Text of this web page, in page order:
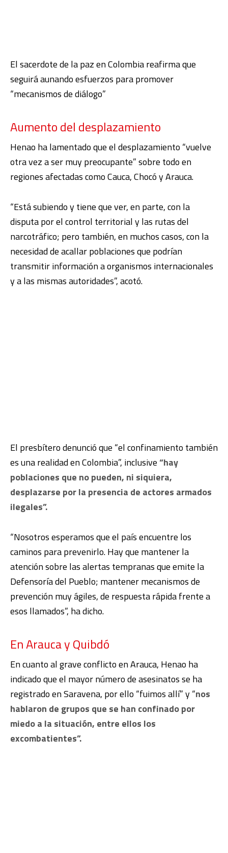
El sacerdote de la paz en Colombia reafirma que
seguirá aunando esfuerzos para promover
“mecanismos de diálogo”
Aumento del desplazamiento
Henao ha lamentado que el desplazamiento “vuelve
otra vez a ser muy preocupante” sobre todo en
regiones afectadas como Cauca, Chocó y Arauca.
“Está subiendo y tiene que ver, en parte, con la
disputa por el control territorial y las rutas del
narcotráfico; pero también, en muchos casos, con la
necesidad de acallar poblaciones que podrían
transmitir información a organismos internacionales
y a las mismas autoridades”, acotó.
El presbítero denunció que “el confinamiento también
es una realidad en Colombia”, inclusive“hay
poblaciones que no pueden, ni siquiera,
desplazarse por la presencia de actores armados
ilegales”.
“Nosotros esperamos que el país encuentre los
caminos para prevenirlo. Hay que mantener la
atención sobre las alertas tempranas que emite la
Defensoría del Pueblo; mantener mecanismos de
prevención muy ágiles, de respuesta rápida frente a
esos llamados”, ha dicho.
En Arauca y Quibdó
En cuanto al grave conflicto en Arauca, Henao ha
indicado que el mayor número de asesinatos se ha
registrado en Saravena, por ello “fuimos allí” y “nos
hablaron de grupos que se han confinado por
miedo a la situación, entre ellos los
excombatientes”.